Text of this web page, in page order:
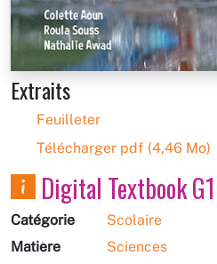
Extraits
Feuilleter
Télécharger pdf (4,46 Mo)
Digital Textbook G1
Catégorie
Scolaire
Matière
Sciences